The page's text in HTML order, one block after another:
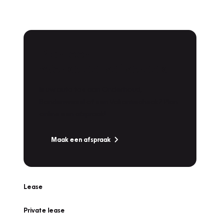
Maak een afspraak
Lease
Private lease